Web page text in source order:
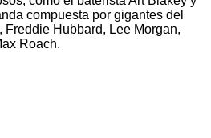
compuesta por gigantes del
Freddie Hubbard, Lee Morgan,
Roach.